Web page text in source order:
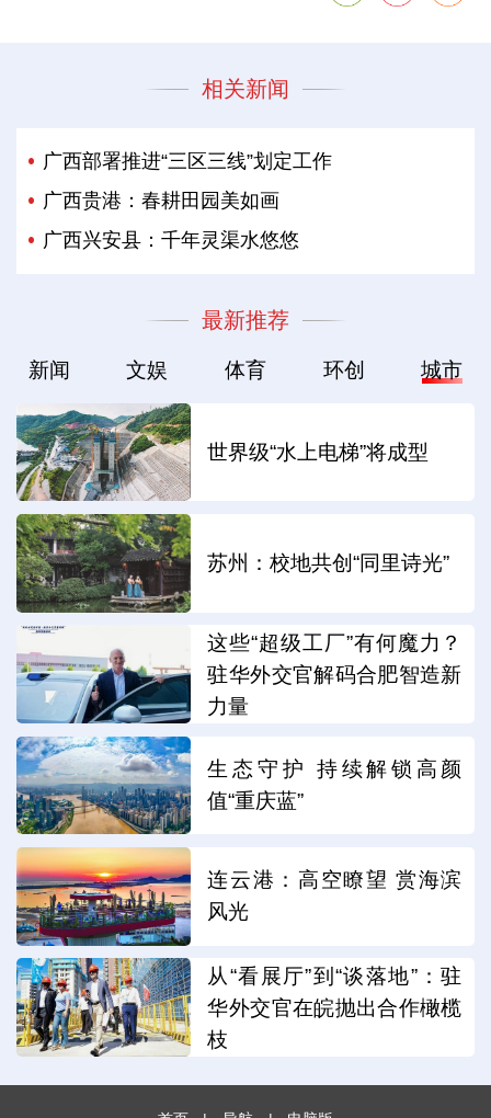
相关新闻
广西部署推进“三区三线”划定工作
广西贵港：春耕田园美如画
广西兴安县：千年灵渠水悠悠
最新推荐
新闻 文娱 体育 环创 城市
世界级“水上电梯”将成型
苏州：校地共创“同里诗光”
这些“超级工厂”有何魔力？
驻华外交官解码合肥智造新
力量
生态守护 持续解锁高颜
值“重庆蓝”
连云港：高空瞭望 赏海滨
风光
从“看展厅”到“谈落地”：驻
华外交官在皖抛出合作橄榄
枝